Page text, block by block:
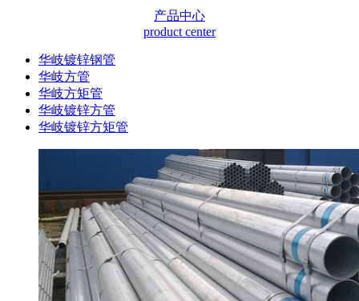
产品中心
product center
华岐镀锌钢管
华岐方管
华岐方矩管
华岐镀锌方管
华岐镀锌方矩管